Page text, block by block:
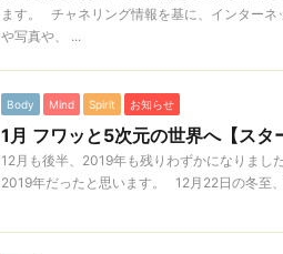
ます。 チャネリング情報を基に、インター
や写真や、 ...
Body Mind Spirit お知らせ
1月 フワッと5次元の世界へ【ス
12月も後半、2019年も残りわずかになりまし
2019年だったと思います。 12月22日の冬至